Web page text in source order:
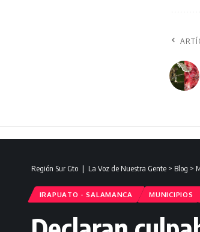
Región Sur Gto ❘ La Voz de Nuestra Gente > Blog >
IRAPUATO - SALAMANCA MUNICIPIOS